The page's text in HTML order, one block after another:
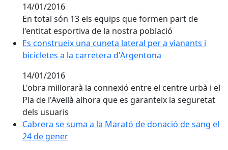
14/01/2016
En total són 13 els equips que formen part de
l'entitat esportiva de la nostra població
Es construeix una cuneta lateral per a vianants i
bicicletes a la carretera d'Argentona
Es construeix una cuneta lateral per a vianants i
bicicletes a la carretera d'Argentona
14/01/2016
L'obra millorarà la connexió entre el centre urbà i el
Pla de l'Avellà alhora que es garanteix la seguretat
dels usuaris
Cabrera se suma a la Marató de donació de sang el
24 de gener
Cabrera se suma a la Marató de donació de sang el
24 de gener